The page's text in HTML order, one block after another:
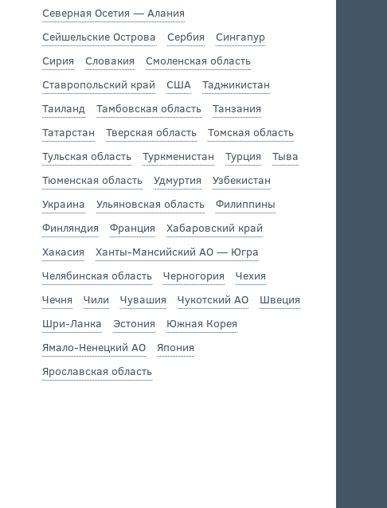
Северная Осетия — Алания
Сейшельские Острова
Сербия
Сингапур
Сирия
Словакия
Смоленская область
Ставропольский край
США
Таджикистан
Таиланд
Тамбовская область
Танзания
Татарстан
Тверская область
Томская область
Тульская область
Туркменистан Турция
Тыва
Тюменская область
Удмуртия
Узбекистан
Украина
Ульяновская область
Филиппины
Финляндия
Франция
Хабаровский край
Хакасия
Ханты-Мансийский АО — Югра
Челябинская область
Черногория
Чехия
Чечня
Чили Чувашия Чукотский АО
Швеция
Шри-Ланка
Эстония
Южная Корея
Ямало-Ненецкий АО
Япония
Ярославская область